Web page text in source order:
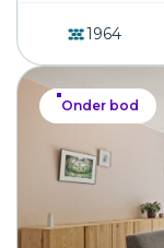
1964
Onder bod